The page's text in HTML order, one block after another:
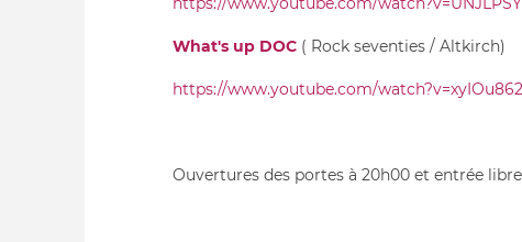
What's up DOC ( Rock seventies / Altkirch)
https://www.youtube.com/
Ouvertures des portes à 20h00 et entrée